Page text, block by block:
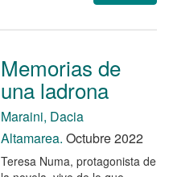
Memorias de
una ladrona
Maraini, Dacia
Altamarea. Octubre 2022
Teresa Numa, protagonista de